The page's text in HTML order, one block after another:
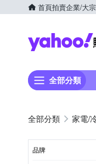
首頁拍賣企業/大
全部分類
家電/
品牌